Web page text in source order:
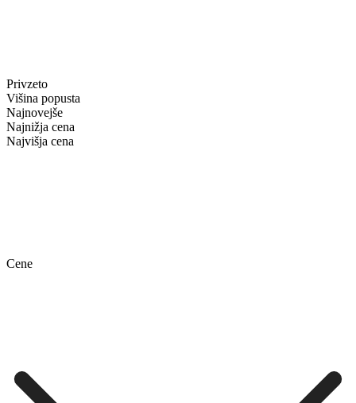
Privzeto
Višina popusta
Najnovejše
Najnižja cena
Najvišja cena
Cene